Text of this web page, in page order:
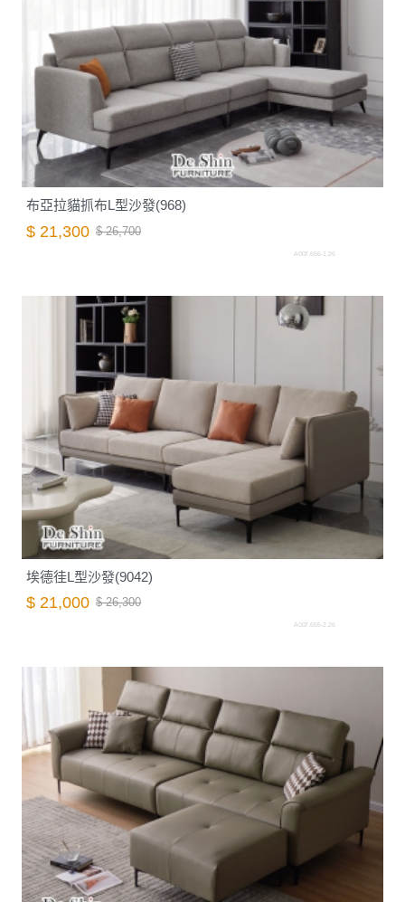
布亞拉貓抓布L型沙發(968)
$ 21,300 $ 26,700
A007.656-1.26
埃德徍L型沙發(9042)
$ 21,000 $ 26,300
A007.655-2.26